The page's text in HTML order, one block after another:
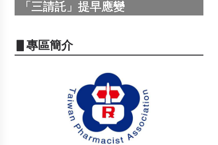
「三請託」提早應變
▋專區簡介